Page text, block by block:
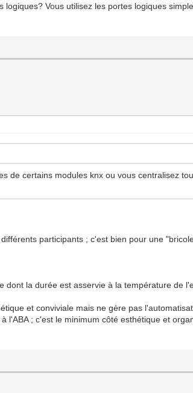
Vous utilisez les portes logiques
de certains modules knx ou vous centralisez
participants ; c'est bien pour une
dont la durée est asservie à la température de
et conviviale mais ne gère pas
l'ABA ; c'est le minimum côté esthétique et